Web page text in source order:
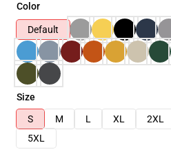
Color
Default
Size
S
M L XL 2XL
5XL